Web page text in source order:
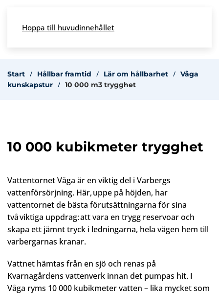
Skip to main content
Hoppa till huvudinnehållet
Start Hållbar framtid Lär om hållbarhet
Våga
kunskapstur
10 000 m3 trygghet
10 000 kubikmeter trygghet
Vattentornet Våga är en viktig del i Varbergs
vattenförsörjning. Här, uppe på höjden, har
vattentornet de bästa förutsättningarna för sina
två viktiga uppdrag: att vara en trygg reservoar och
skapa ett jämnt tryck i ledningarna, hela vägen hem till
varbergarnas kranar.
Vattnet hämtas från en sjö och renas på
Kvarnagårdens vattenverk innan det pumpas hit. I
Våga ryms 10 000 kubikmeter vatten – lika mycket som